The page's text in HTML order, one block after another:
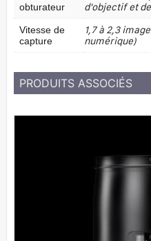
obturateur
d'objectif et
Vitesse de
capture
1,7 à 2,3
numérique)
PRODUITS ASSOCIÉS